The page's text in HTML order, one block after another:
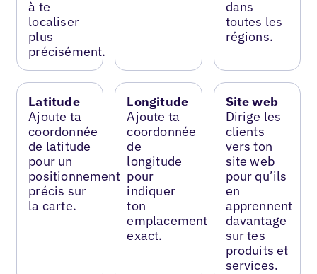
à te
localiser
plus
précisément.
dans
toutes les
régions.
Latitude
Ajoute ta
coordonnée
de latitude
pour un
positionnement
précis sur
la carte.
Longitude
Ajoute ta
coordonnée
de
longitude
pour
indiquer
ton
emplacement
exact.
Site web
Dirige les
clients
vers ton
site web
pour qu’ils
en
apprennent
davantage
sur tes
produits et
services.